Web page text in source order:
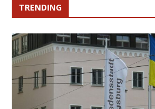
TRENDING